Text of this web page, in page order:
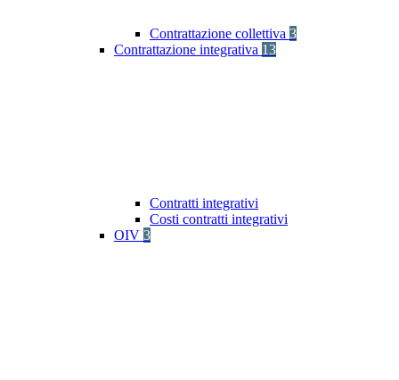
Contrattazione collettiva 3
Contrattazione integrativa 13
Contratti integrativi
Costi contratti integrativi
OIV 3